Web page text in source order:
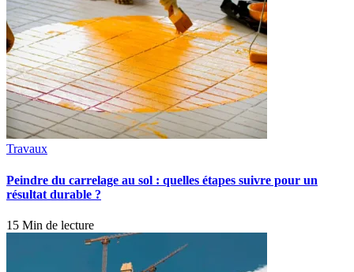
Travaux
Peindre du carrelage au sol : quelles étapes suivre pour un
résultat durable ?
15 Min de lecture